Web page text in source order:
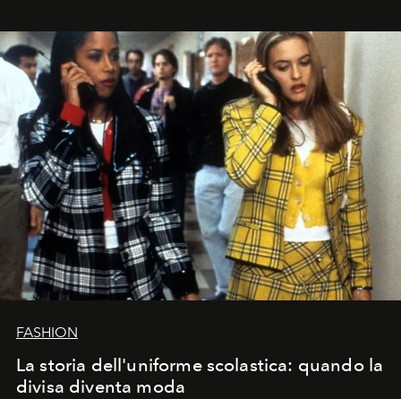
FASHION
La storia dell'uniforme scolastica: quando la
divisa diventa moda